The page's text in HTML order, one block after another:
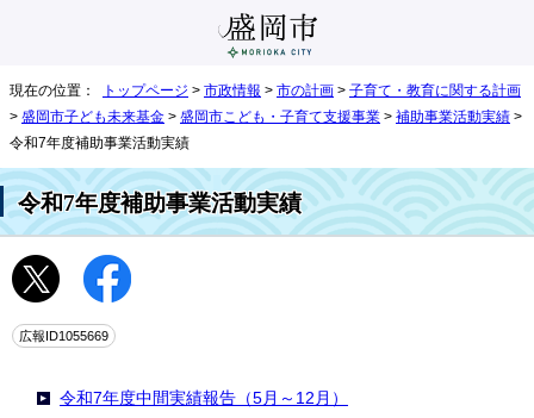
現在の位置： トップページ > 市政情報 > 市の計画 > 子育て・教育に関する計画
> 盛岡市子ども未来基金 > 盛岡市こども・子育て支援事業 > 補助事業活動実績 >
令和7年度補助事業活動実績
令和7年度補助事業活動実績
広報ID1055669
令和7年度中間実績報告（5月～12月）